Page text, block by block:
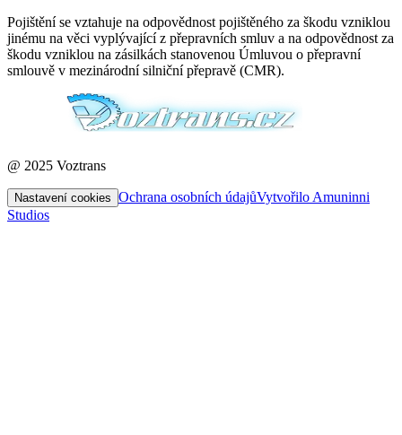
Pojištění se vztahuje na odpovědnost pojištěného za škodu vzniklou
jinému na věci vyplývající z přepravních smluv a na odpovědnost za
škodu vzniklou na zásilkách stanovenou Úmluvou o přepravní
smlouvě v mezinárodní silniční přepravě (CMR).
@ 2025 Voztrans
Nastavení cookies Ochrana osobních údajůVytvořilo Amuninni
Studios